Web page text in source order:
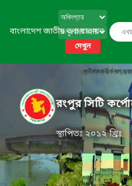
বাংলাদেশ জাতীয় তথ্য বাতায়ন
দেখুন
রংপুর সিটি
স্থাপিতঃ ২০১২ খ্রিঃ